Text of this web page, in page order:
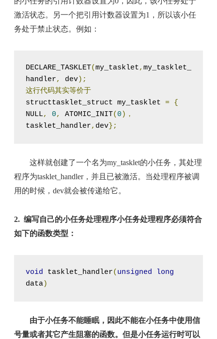
激活状态。另一个把引用计数器设置为1，所以该小任
务处于禁止状态。例如：
DECLARE_TASKLET(my_tasklet, my_tasklet_
handler, dev);
这行代码其实等价于
structtasklet_struct my_tasklet = {
NULL, 0, ATOMIC_INIT( 0 )，
tasklet_handler, dev};
这样就创建了一个名为my_tasklet的小任务，其处理
程序为tasklet_handler，并且已被激活。当处理程序被调
用的时候，dev就会被传递给它。
2. 编写自己的小任务处理程序小任务处理程序必须符合
如下的函数类型：
void tasklet_handler( unsigned
long
data)
由于小任务不能睡眠，因此不能在小任务中使用信
号量或者其它产生阻塞的函数。但是小任务运行时可以